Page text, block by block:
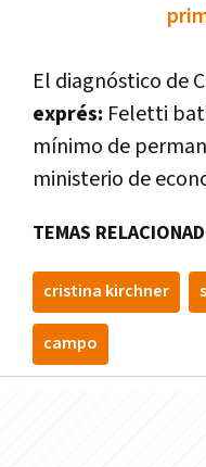
El diagnóstico de
exprés: Feletti
mínimo de
ministerio de
TEMAS
cristina kirchner
campo